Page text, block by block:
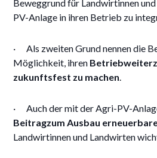
Beweggrund für Landwirtinnen
PV-Anlage in ihren Betrieb zu
· Als zweiten Grund nennen die
Möglichkeit, ihren
zukunftsfest zu machen.
· Auch der mit der Agri-PV-
Beitragzum Ausbau
Landwirtinnen und Landwirten